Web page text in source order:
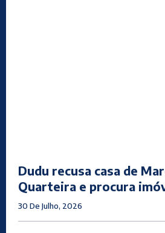
Dudu recusa casa de
Quarteira e procura
30 De Julho, 2026